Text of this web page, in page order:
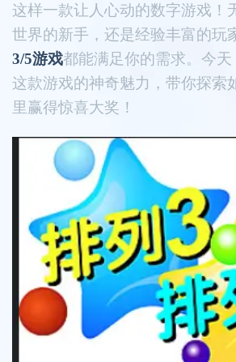
这样一款让人心动的数字游戏！
世界的新手，还是经验丰富的玩
3/5游戏都能满足你的需求。今
这款游戏的神奇魅力，带你探索
里赢得惊喜大奖！